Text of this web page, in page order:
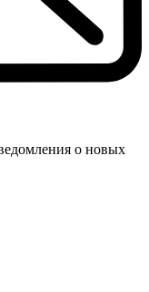
о новых